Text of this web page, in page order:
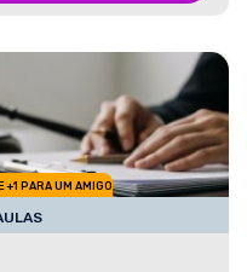
+1 PARA UM AMIGO